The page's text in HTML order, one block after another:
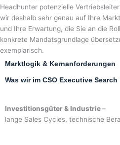
Headhunter potenzielle
wir deshalb sehr genau auf Ihre
und Ihre Erwartung, die Sie an die
konkrete Mandatsgrundlage
exemplarisch.
Marktlogik & Kernanforderungen
Was wir im CSO Executive Search
Investitionsgüter & Industrie–
lange Sales Cycles, technische